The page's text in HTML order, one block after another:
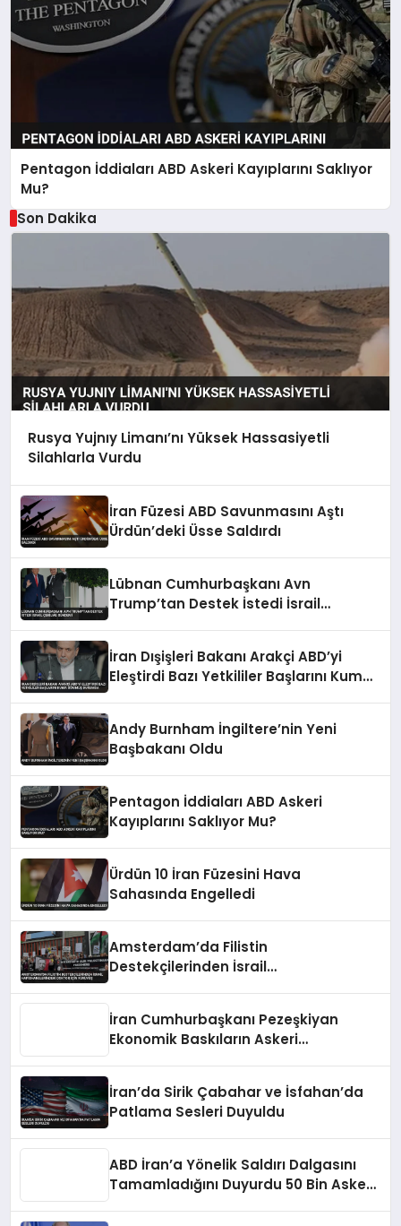
Pentagon İddiaları ABD Askeri Kayıplarını Saklıyor
Mu?
Son Dakika
Rusya Yujnıy Limanı’nı Yüksek Hassasiyetli
Silahlarla Vurdu
İran Füzesi ABD Savunmasını Aştı
Ürdün’deki Üsse Saldırdı
Lübnan Cumhurbaşkanı Avn
Trump’tan Destek İstedi İsrail
İran Dışişleri Bakanı Arakçi ABD’yi
Eleştirdi Bazı Yetkililer Başlarını Kuma
Andy Burnham İngiltere’nin Yeni
Başbakanı Oldu
Pentagon İddiaları ABD Askeri
Kayıplarını Saklıyor Mu?
Ürdün 10 İran Füzesini Hava
Sahasında Engelledi
Amsterdam’da Filistin
Destekçilerinden İsrail
İran Cumhurbaşkanı Pezeşkiyan
Ekonomik Baskıların Askeri
İran’da Sirik Çabahar ve İsfahan’da
Patlama Sesleri Duyuldu
ABD İran’a Yönelik Saldırı Dalgasını
Tamamladığını Duyurdu 50 Bin Asker